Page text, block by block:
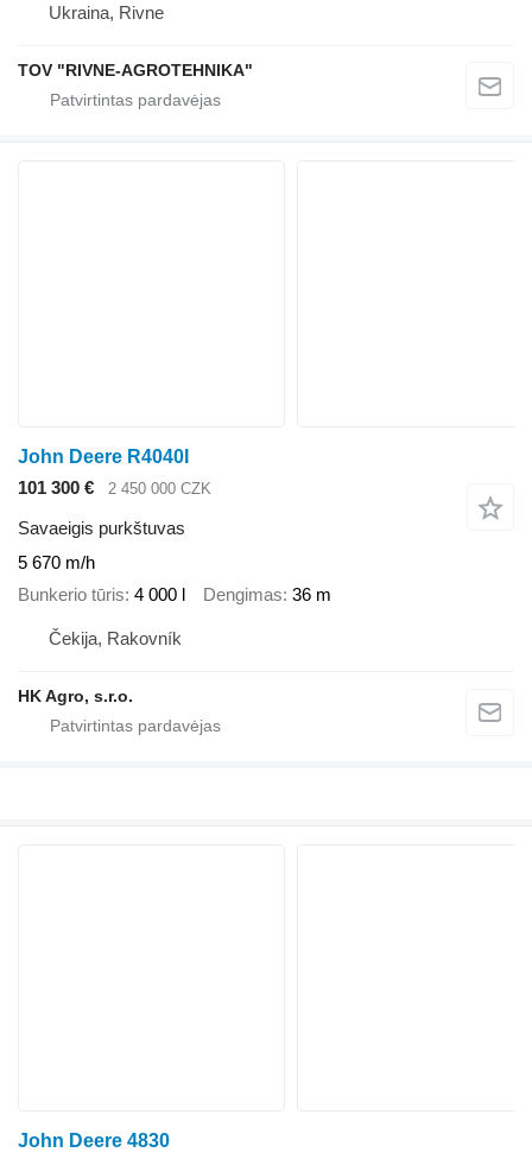
Ukraina, Rivne
TOV "RIVNE-AGROTEHNIKA"
John Deere R4040I
101 300 €
2 450 000 CZK
Savaeigis purkštuvas
5 670 m/h
Bunkerio tūris 4 000 l Dengimas 36 m
Čekija, Rakovník
HK Agro, s.r.o.
John Deere 4830